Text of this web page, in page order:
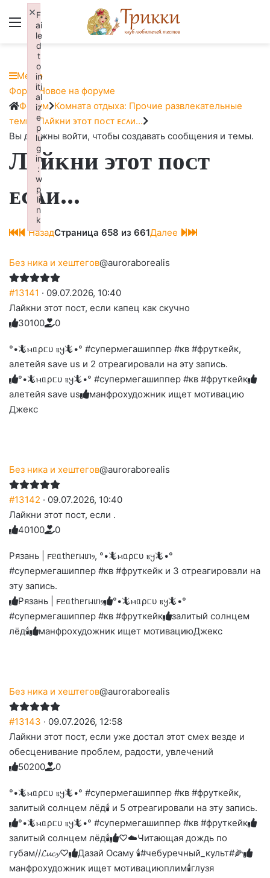
МенюВход
Меню
Навигация
Форума
ФорумНовое на форуме
Форум
breadcrumbs
-
Вы
здесь:
Форум Комната отдыха: Прочие развлекательные
темы
Лᴀйᴋни ϶ᴛᴏᴛ ᴨᴏᴄᴛ ᴇᴄᴧи...
Вы должны войти, чтобы создавать сообщения и темы.
Лᴀйᴋни ϶ᴛᴏᴛ ᴨᴏᴄᴛ
ᴇᴄᴧи...
НазадСтраница 658 из 661Далее
Без ника и хештегов@auroraborealis
#13141 · 09.07.2026, 10:40
Лайкни этот пост, если капец как скучно
Голосуйте
вверх.
3
Нажмите
реакцию:
улыбаюсь
0
Нажмите
реакцию:
смеюсь
до
слез
1
Нажмите
реакцию:
печаль
0
Нажмите
реакцию:
плачу
0
Нажмите
благодарю
0
°•🦎ⲙᥲρᥴυ ⲃ𐔤🦎•° #супермегашиппер #кв #фруткейк,
алетейя save us и 2 отреагировали на эту запись.
°•🦎ⲙᥲρᥴυ ⲃ𐔤🦎•° #супермегашиппер #кв #фруткейк
алетейя save us
манфрохудожник ищет мотивацию
Джекс
Без ника и хештегов@auroraborealis
#13142 · 09.07.2026, 10:40
Лайкни этот пост, если .
Голосуйте
вверх.
4
Нажмите
реакцию:
улыбаюсь
0
Нажмите
реакцию:
смеюсь
до
слез
1
Нажмите
реакцию:
печаль
0
Нажмите
реакцию:
плачу
0
Нажмите
благодарю
0
Рязань | 𐔥ᥱᥲthᥱrᥕιᥒⳋ, °•🦎ⲙᥲρᥴυ ⲃ𐔤🦎•°
#супермегашиппер #кв #фруткейк и 3 отреагировали на
эту запись.
Рязань | 𐔥ᥱᥲthᥱrᥕιᥒⳋ
°•🦎ⲙᥲρᥴυ ⲃ𐔤🦎•°
#супермегашиппер #кв #фруткейк
залитый солнцем
лёд🕯
манфрохудожник ищет мотивациюДжекс
Без ника и хештегов@auroraborealis
#13143 · 09.07.2026, 12:58
Лайкни этот пост, если уже достал этот смех везде и
обесценивание проблем, радости, увлечений
Голосуйте
вверх.
5
Нажмите
реакцию:
улыбаюсь
0
Нажмите
реакцию:
смеюсь
до
слез
2
Нажмите
реакцию:
печаль
0
Нажмите
реакцию:
плачу
0
Нажмите
благодарю
0
°•🦎ⲙᥲρᥴυ ⲃ𐔤🦎•° #супермегашиппер #кв #фруткейк,
залитый солнцем лёд🕯 и 5 отреагировали на эту запись.
°•🦎ⲙᥲρᥴυ ⲃ𐔤🦎•° #супермегашиппер #кв #фруткейк
залитый солнцем лёд🕯
♡☁️Читающая дождь по
губам//𝓛𝓾𝓬𝔂♡
Дазай Осаму 🕯#чебуречный_культ#🌽
манфрохудожник ищет мотивациюплим🕯️глузя
F
ai
le
d
t
o
in
iti
al
iz
e
p
lu
g
in
:
w
p
li
n
k
×
Failed to initialize plugin: wplink